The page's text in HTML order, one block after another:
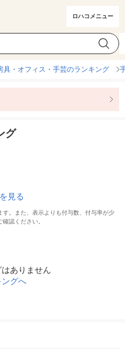
ロハコメニュー
カテゴリ選択
具・オフィス・手芸のランキング
グ
見る
。また、表示よりも付与数、付与率が少
認ください。
ありません
グへ